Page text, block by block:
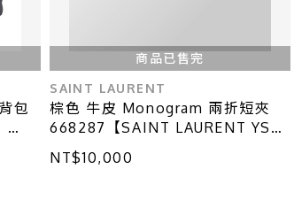
包
商品已售完
SAINT LAURENT
棕色 牛皮 Monogram 兩折短夾
668287【SAINT LAURENT YSL
聖羅蘭】 668287
NT$10,000